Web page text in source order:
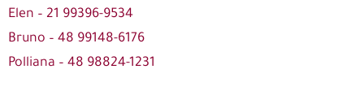
Elen – 21 99396-9534
Bruno – 48 99148-6176
Polliana – 48 98824-1231